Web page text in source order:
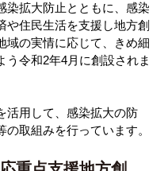
拡大防止とともに、感染
や住民生活を支援し地方創
域の実情に応じて、きめ細
う令和2年4月に創設されま
活用して、感染拡大の防
取組みを行っています。